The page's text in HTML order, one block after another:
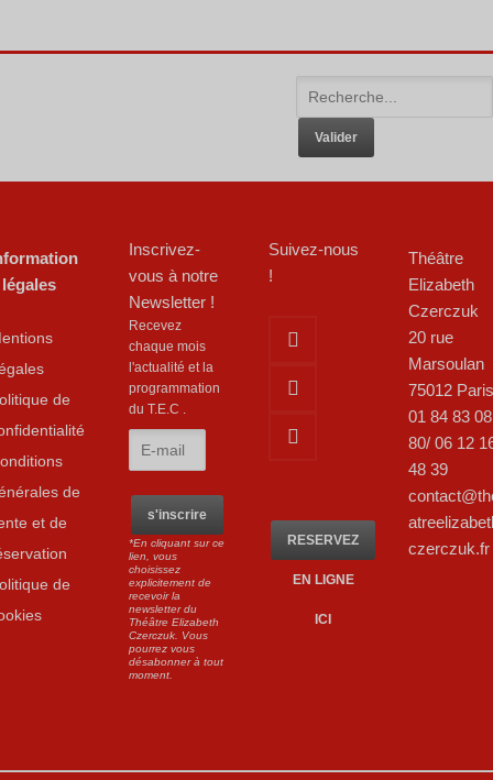
de
de
et de
de
Inscrivez-
vous à notre
Newsletter !
Recevez
chaque mois
l'actualité et la
programmation
du T.E.C .
*En cliquant sur ce
lien, vous
choisissez
explicitement de
recevoir la
newsletter du
Théâtre Elizabeth
Czerczuk. Vous
pourrez vous
désabonner à tout
moment.
Suivez-nous
!
RESERVEZ
EN LIGNE
ICI
Théâtre
Elizabeth
Czerczuk
20 rue
Marsoulan
75012 Paris
01 84 83 08
80/ 06 12
48 39
czerczuk.fr